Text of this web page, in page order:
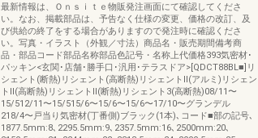
最新情報は、Ｏｎｓｉｔｅ物販発注画面にて確認してくださ
い。なお、掲載部品は、予告なく仕様の変更、価格の改訂、及
び供給の終了をする場合がありますので発注時に確認くださ
い。写真・イラスト（外観／寸法）商品名・販売期間備考商
品・部品コード部品名称部品色記号・名称上代価格393気密材･
パッキン<玄関･店舗･勝手口･汎用･テラスドア>[QDCT88BL■]リ
シェント(断熱)リシェント(高断熱)リシェントⅡ(アルミ)リシェン
トⅡ(高断熱)リシェントⅡ(断熱)リシェント3(高断熱)08/11〜
15/512/11〜15/515/6〜15/6〜15/6〜17/10〜グランデル
218/4〜戸当り気密材(丁番側)ブラック(1本)､コード■部の記号､
1877.5mm:8､2295.5mm:9､2357.5mm:16､2500mm:20､